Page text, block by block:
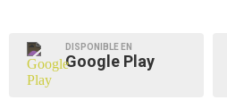
DISPONIBLE EN
Google Play